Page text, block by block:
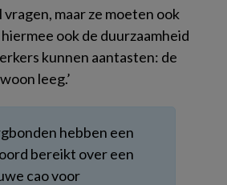
maar ze moeten ook
ook de duurzaamheid
kunnen aantasten: de
leeg.’
hebben een
bereikt over een
cao voor